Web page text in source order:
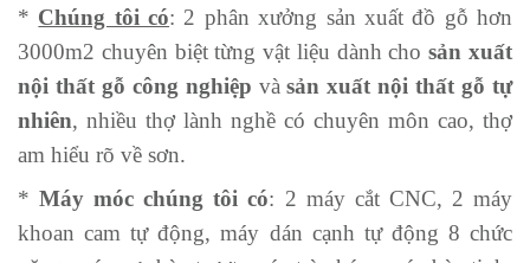
* Chúng tôi có: 2 phân xưởng sản xuất đồ gỗ hơn
3000m2 chuyên biệt từng vật liệu dành chosản xuất
nội thất gỗ công nghiệp vàsản xuất nội thất gỗ tự
nhiên, nhiều thợ lành nghề có chuyên môn cao, thợ
am hiểu rõ về sơn.
*Máy móc chúng tôi có: 2 máy cắt CNC, 2 máy
khoan cam tự động, máy dán cạnh tự động 8 chức